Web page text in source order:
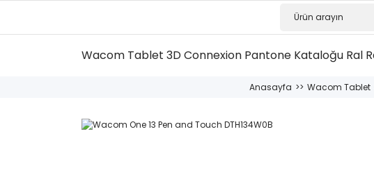
Wacom Tablet 3D Connexion Pantone Kataloğu Ral
Anasayfa Wacom Tablet